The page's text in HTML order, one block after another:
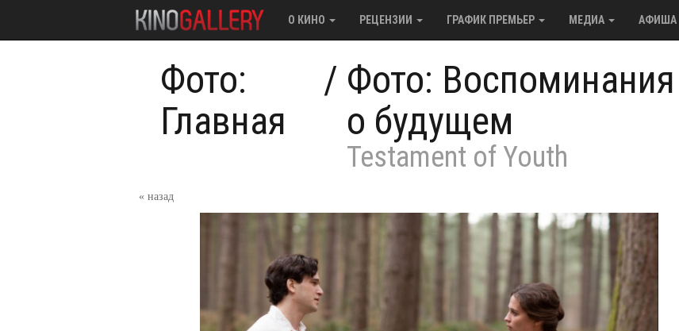
О КИНО РЕЦЕНЗИИ ГРАФИК ПРЕМЬЕР МЕДИА АФИША
Фото:
Главная
/ Фото: Воспоминания
о будущем
Testament of Youth
« назад